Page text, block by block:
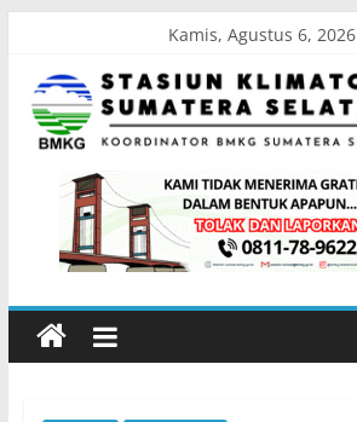
content
Kamis, Agustus 6, 2026
Stasiun
Klimatologi
Sumatera